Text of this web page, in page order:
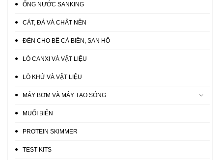
ỐNG NƯỚC SANKING
CÁT, ĐÁ VÀ CHẤT NỀN
ĐÈN CHO BỂ CÁ BIỂN, SAN HÔ
LÒ CANXI VÀ VẬT LIỆU
LÒ KHỬ VÀ VẬT LIỆU
MÁY BƠM VÀ MÁY TẠO SÓNG
MUỐI BIỂN
PROTEIN SKIMMER
TEST KITS